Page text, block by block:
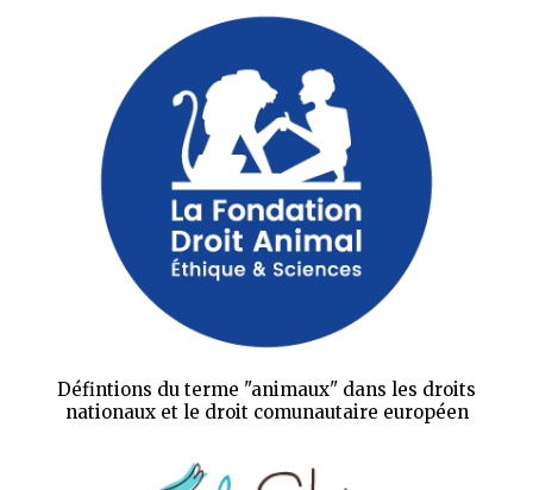
Défintions du terme "animaux" dans les droits
nationaux et le droit comunautaire européen